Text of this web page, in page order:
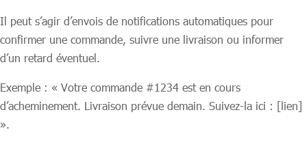
Il peut s’agir d’envois de notifications automatiques pour
confirmer une commande, suivre une livraison ou informer
d’un retard éventuel.
Exemple : « Votre commande #1234 est en cours
d’acheminement. Livraison prévue demain. Suivez-la ici : [lien]
».